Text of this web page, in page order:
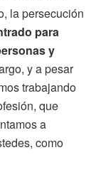
la persecución
para
y
y a pesar
trabajando
que
a
como